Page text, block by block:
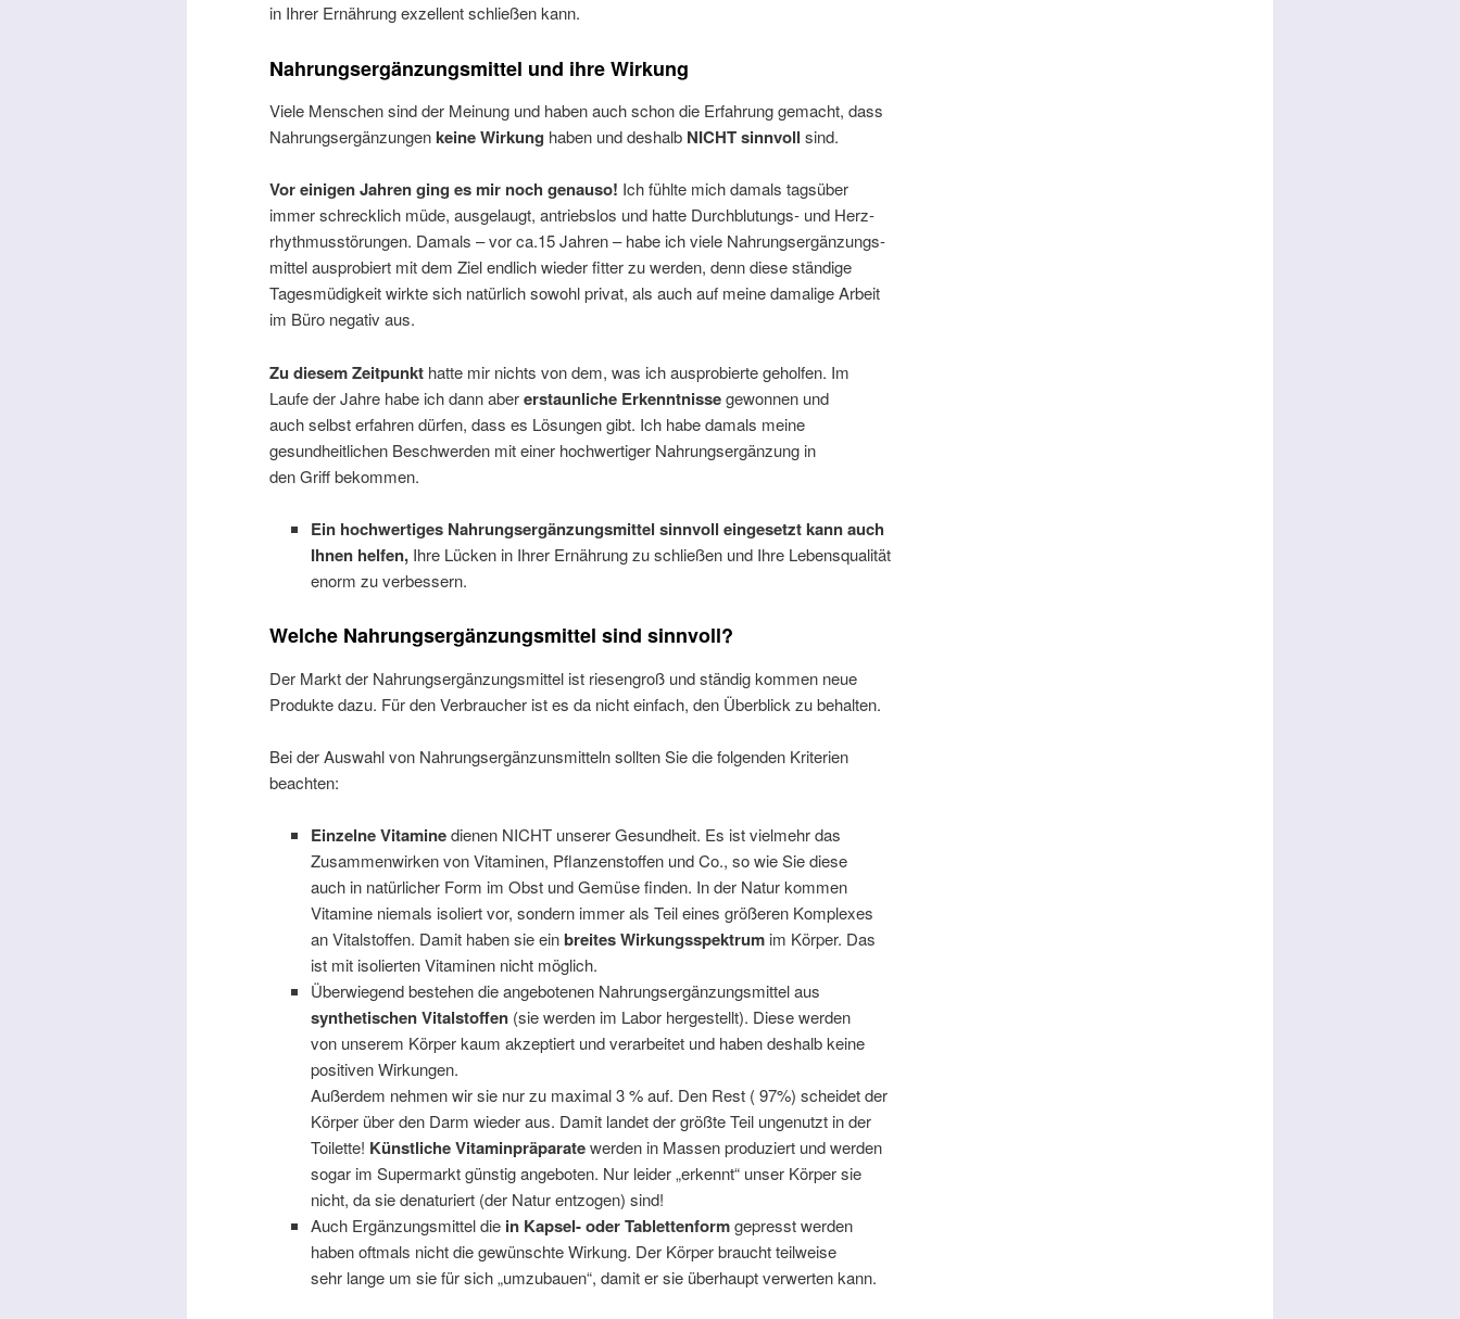
in Ihrer Ernährung exzellent schließen kann.
Nahrungsergänzungsmittel und ihre Wirkung
Viele Menschen sind der Meinung und haben auch schon die Erfahrung gemacht, dass
Nahrungsergänzungenkeine Wirkung haben und deshalb NICHT sinnvoll sind.
Vor einigen Jahren ging es mir noch genauso! Ich fühlte mich damals tagsüber
immer schrecklich müde, ausgelaugt, antriebslos und hatte Durchblutungs- und Herz-
rhythmusstörungen. Damals – vor ca.15 Jahren – habe ich viele Nahrungsergänzungs-
mittel ausprobiert mit dem Ziel endlich wieder fitter zu werden, denn diese ständige
Tagesmüdigkeit wirkte sich natürlich sowohl privat, als auch auf meine damalige Arbeit
im Büro negativ aus.
Zu diesem Zeitpunkt hatte mir nichts von dem, was ich ausprobierte geholfen. Im
Laufe der Jahre habe ich dann abererstaunliche Erkenntnissegewonnen und
auch selbst erfahren dürfen, dass es Lösungen gibt. Ich habe damals meine
gesundheitlichen Beschwerden mit einer hochwertiger Nahrungsergänzung in
den Griff bekommen.
Ein hochwertiges Nahrungsergänzungsmittel sinnvoll eingesetzt kann auch
Ihnen helfen, Ihre Lücken in Ihrer Ernährung zu schließen und Ihre Lebensqualität
enorm zu verbessern.
Welche Nahrungsergänzungsmittel sind sinnvoll?
Der Markt der Nahrungsergänzungsmittel ist riesengroß und ständig kommen neue
Produkte dazu. Für den Verbraucher ist es da nicht einfach, den Überblick zu behalten.
Bei der Auswahl von Nahrungsergänzunsmitteln sollten Sie die folgenden Kriterien
beachten:
Einzelne Vitaminedienen NICHT unserer Gesundheit. Es ist vielmehr das
Zusammenwirken von Vitaminen, Pflanzenstoffen und Co., so wie Sie diese
auch in natürlicher Form im Obst und Gemüse finden. In der Natur kommen
Vitamine niemals isoliert vor, sondern immer als Teil eines größeren Komplexes
an Vitalstoffen. Damit haben sie einbreites Wirkungsspektrumim Körper. Das
ist mit isolierten Vitaminen nicht möglich.
Überwiegend bestehen die angebotenen Nahrungsergänzungsmittel aus
synthetischen Vitalstoffen(sie werden im Labor hergestellt). Diese werden
von unserem Körper kaum akzeptiert und verarbeitet und haben deshalb keine
positiven Wirkungen.
Außerdem nehmen wir sie nur zu maximal 3 % auf. Den Rest ( 97%) scheidet der
Körper über den Darm wieder aus. Damit landet der größte Teil ungenutzt in der
Toilette! Künstliche Vitaminpräparatewerden in Massen produziert und werden
sogar im Supermarkt günstig angeboten. Nur leider „erkennt“ unser Körper sie
nicht, da sie denaturiert (der Natur entzogen) sind!
Auch Ergänzungsmittel diein Kapsel- oder Tablettenformgepresst werden
haben oftmals nicht die gewünschte Wirkung. Der Körper braucht teilweise
sehr lange um sie für sich „umzubauen“, damit er sie überhaupt verwerten kann.